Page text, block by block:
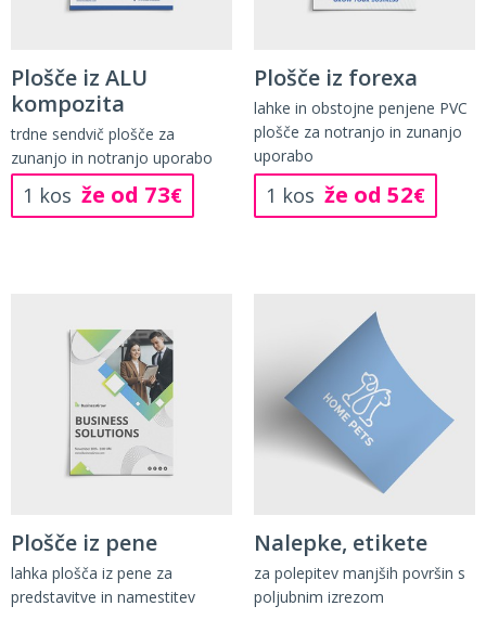
Plošče iz ALU
kompozita
trdne sendvič plošče za
zunanjo in notranjo uporabo
1 kos že od 73€
Plošče iz forexa
lahke in obstojne penjene PVC
plošče za notranjo in zunanjo
uporabo
1 kos že od 52€
Plošče iz pene
lahka plošča iz pene za
predstavitve in namestitev
Nalepke, etikete
za polepitev manjših površin s
poljubnim izrezom